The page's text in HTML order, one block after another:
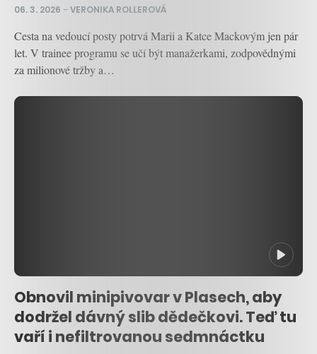
06. 3. 2026 –VERONIKA ROLLEROVÁ
Cesta na vedoucí posty potrvá Marii a Katce Mackovým jen pár
let. V trainee programu se učí být manažerkami, zodpovědnými
za milionové tržby a…
Obnovil minipivovar v Plasech, aby
dodržel dávný slib dědečkovi. Teď tu
vaří i nefiltrovanou sedmnáctku